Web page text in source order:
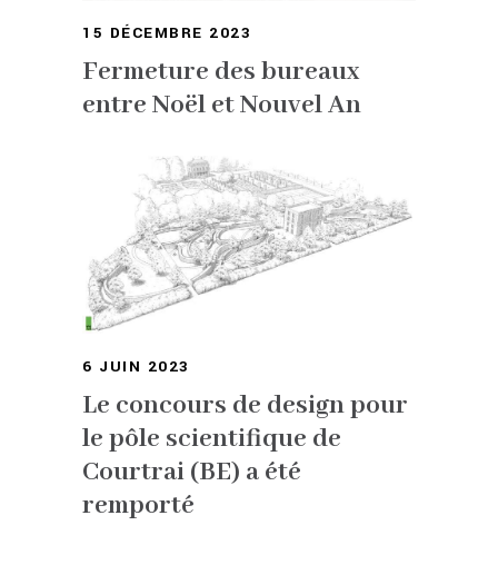
15 DÉCEMBRE 2023
Fermeture des bureaux
entre Noël et Nouvel An
6 JUIN 2023
Le concours de design pour
le pôle scientifique de
Courtrai (BE) a été
remporté